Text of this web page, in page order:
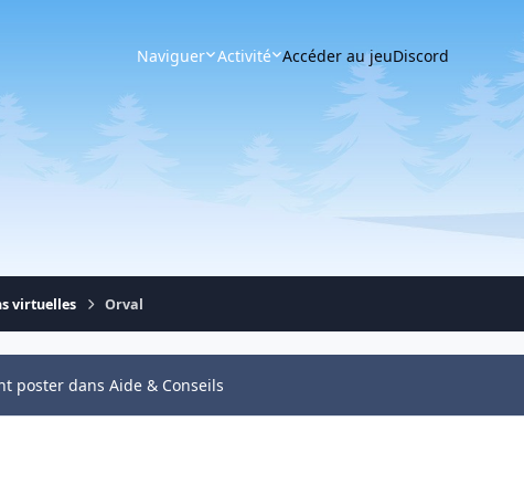
Naviguer Activité Accéder au jeuDiscord
virtuelles Orval
poster dans Aide & Conseils